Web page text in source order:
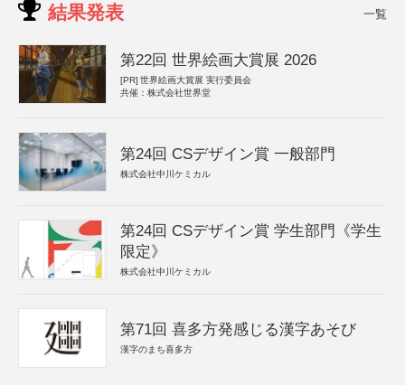
結果発表 一覧
第22回 世界絵画大賞展 2026
[PR] 世界絵画大賞展 実行委員会
共催：株式会社世界堂
第24回 CSデザイン賞 一般部門
株式会社中川ケミカル
第24回 CSデザイン賞 学生部門《学生
限定》
株式会社中川ケミカル
第71回 喜多方発感じる漢字あそび
漢字のまち喜多方